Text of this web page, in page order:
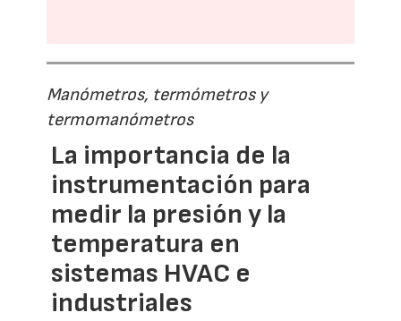
Manómetros, termómetros y
termomanómetros
La importancia de la
instrumentación para
medir la presión y la
temperatura en
sistemas HVAC e
industriales